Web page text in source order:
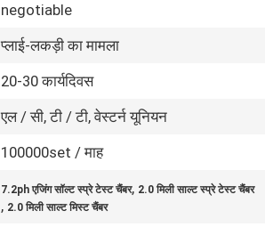
negotiable
प्लाई-लकड़ी का मामला
20-30 कार्यदिवस
एल / सी, टी / टी, वेस्टर्न यूनियन
100000set / माह
7.2ph एजिंग सॉल्ट स्प्रे टेस्ट चैंबर, 2.0 मिली साल्ट स्प्रे टेस्ट चैंबर
, 2.0 मिली साल्ट मिस्ट चैंबर